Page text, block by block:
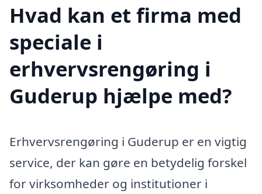
Hvad kan et firma med
speciale i
erhvervsrengøring i
Guderup hjælpe med?
Erhvervsrengøring i Guderup er en vigtig
service, der kan gøre en betydelig forskel
for virksomheder og institutioner i